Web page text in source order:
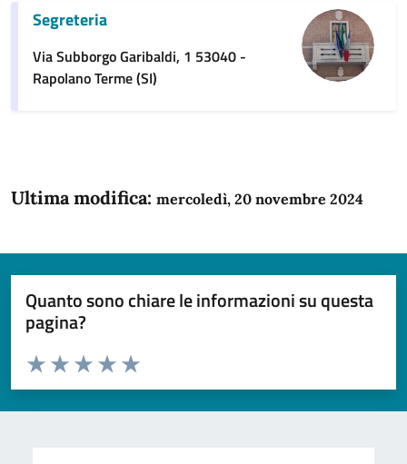
Segreteria
Via Subborgo Garibaldi, 1 53040 -
Rapolano Terme (SI)
Ultima modifica: mercoledì, 20 novembre 2024
Quanto sono chiare le informazioni su questa
pagina?
Domanda
Valuta da 1 a 5 stelle la pagina
Valuta 5 stelle su 5
Valuta 4 stelle su 5
Valuta 3 stelle su 5
Valuta 2 stelle su 5
Valuta 1 stelle su 5